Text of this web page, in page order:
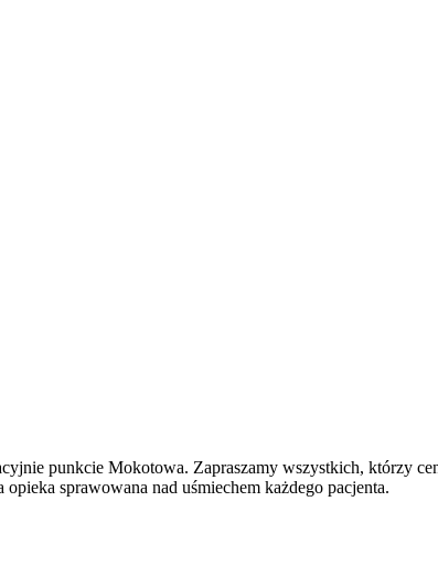
punkcie Mokotowa. Zapraszamy wszystkich, którzy
sprawowana nad uśmiechem każdego pacjenta.